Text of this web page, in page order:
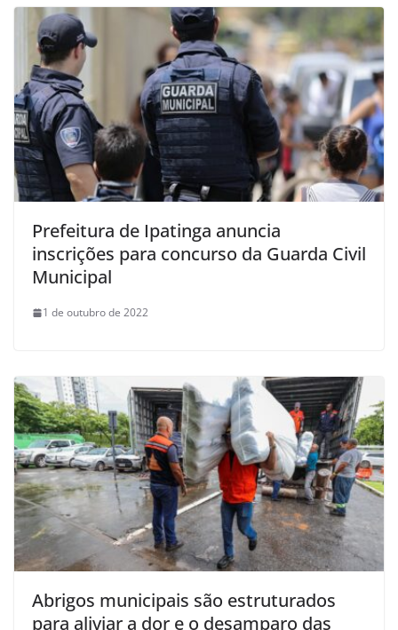
Prefeitura de Ipatinga anuncia
inscrições para concurso da Guarda Civil
Municipal
1 de outubro de 2022
Abrigos municipais são estruturados
para aliviar a dor e o desamparo das